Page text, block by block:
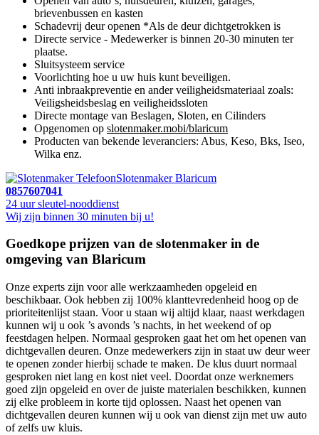
brievenbussen en kasten
Schadevrij deur openen *Als de deur dichtgetrokken is
Directe service - Medewerker is binnen 20-30 minuten ter
plaatse.
Sluitsysteem service
Voorlichting hoe u uw huis kunt beveiligen.
Anti inbraakpreventie en ander veiligheidsmateriaal zoals:
Veiligsheidsbeslag en veiligheidssloten
Directe montage van Beslagen, Sloten, en Cilinders
Opgenomen op slotenmaker.mobi/blaricum
Producten van bekende leveranciers: Abus, Keso, Bks, Iseo,
Wilka enz.
Slotenmaker Blaricum
0857607041
24 uur sleutel-nooddienst
Wij zijn binnen 30 minuten bij u!
Goedkope prijzen van de slotenmaker in de
omgeving van Blaricum
Onze experts zijn voor alle werkzaamheden opgeleid en
beschikbaar. Ook hebben zij 100% klanttevredenheid hoog op de
prioriteitenlijst staan. Voor u staan wij altijd klaar, naast werkdagen
kunnen wij u ook ’s avonds ’s nachts, in het weekend of op
feestdagen helpen. Normaal gesproken gaat het om het openen van
dichtgevallen deuren. Onze medewerkers zijn in staat uw deur weer
te openen zonder hierbij schade te maken. De klus duurt normaal
gesproken niet lang en kost niet veel. Doordat onze werknemers
goed zijn opgeleid en over de juiste materialen beschikken, kunnen
zij elke probleem in korte tijd oplossen. Naast het openen van
dichtgevallen deuren kunnen wij u ook van dienst zijn met uw auto
of zelfs uw kluis.